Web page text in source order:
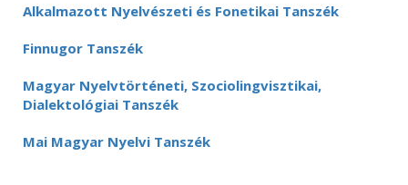
Alkalmazott Nyelvészeti és Fonetikai Tanszék
Finnugor Tanszék
Magyar Nyelvtörténeti, Szociolingvisztikai,
Dialektológiai Tanszék
Mai Magyar Nyelvi Tanszék